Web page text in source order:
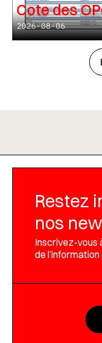
Cote des
2026-08-06
Restez
nos
Inscrivez-vous
de